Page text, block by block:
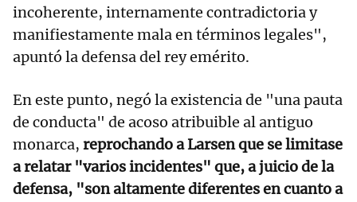
incoherente, internamente contradictoria y
manifiestamente mala en términos legales",
apuntó la defensa del rey emérito.
En este punto, negó la existencia de "una pauta
de conducta" de acoso atribuible al antiguo
monarca, reprochando a Larsen que se limitase
a relatar "varios incidentes" que, a juicio de la
defensa, "son altamente diferentes en cuanto a